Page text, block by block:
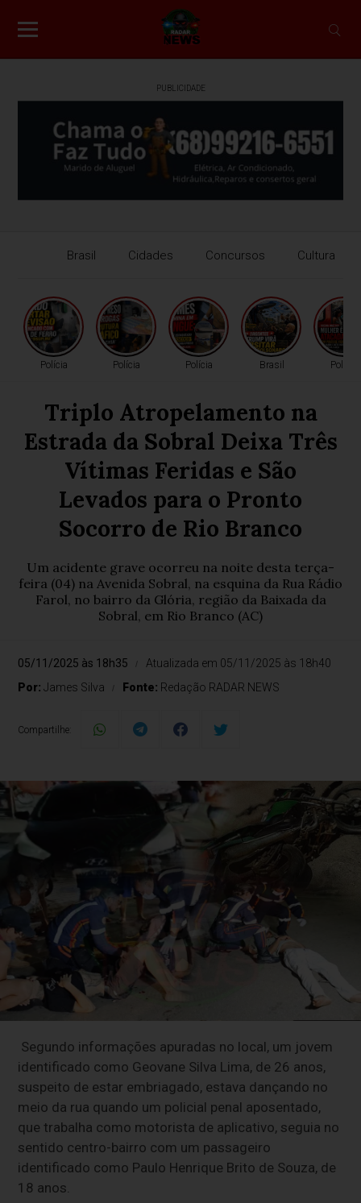
PUBLICIDADE
Brasil Cidades Concursos Cultura
Polícia Polícia Polícia Brasil Polícia
Triplo Atropelamento na
Estrada da Sobral Deixa Três
Vítimas Feridas e São
Levados para o Pronto
Socorro de Rio Branco
Um acidente grave ocorreu na noite desta terça-
feira (04) na Avenida Sobral, na esquina da Rua Rádio
Farol, no bairro da Glória, região da Baixada da
Sobral, em Rio Branco (AC)
05/11/2025 às 18h35
Atualizada em 05/11/2025 às 18h40
Por:James Silva Fonte: Redação RADAR NEWS
Compartilhe:
Segundo informações apuradas no local, um jovem
identificado como Geovane Silva Lima, de 26 anos,
suspeito de estar embriagado, estava dançando no
meio da rua quando um policial penal aposentado,
que trabalha como motorista de aplicativo, seguia no
sentido centro-bairro com um passageiro
identificado como Paulo Henrique Brito de Souza, de
18 anos.